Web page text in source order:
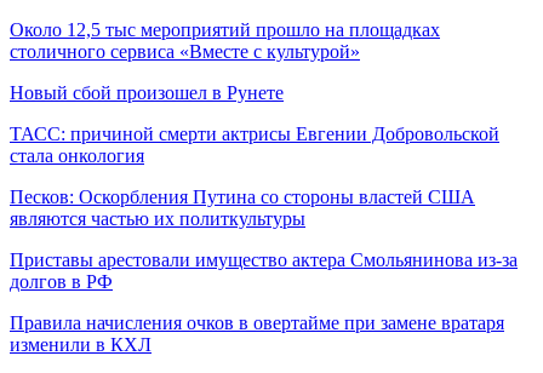
Около 12,5 тыс мероприятий прошло на площадках
столичного сервиса «Вместе с культурой»
Новый сбой произошел в Рунете
ТАСС: причиной смерти актрисы Евгении Добровольской
стала онкология
Песков: Оскорбления Путина со стороны властей США
являются частью их политкультуры
Приставы арестовали имущество актера Смольянинова из-за
долгов в РФ
Правила начисления очков в овертайме при замене вратаря
изменили в КХЛ